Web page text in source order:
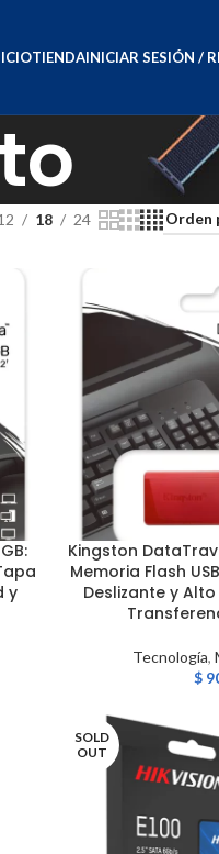
TIENDAINICIAR SESIÓN /
18 24
y
AÑADIR AL CARRITO
Kingston
Memoria Flash
Deslizante y
Tecnología,
$
SOLD
OUT